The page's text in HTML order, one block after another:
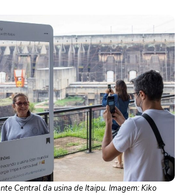
Central da usina de Itaipu. Imagem: Kiko